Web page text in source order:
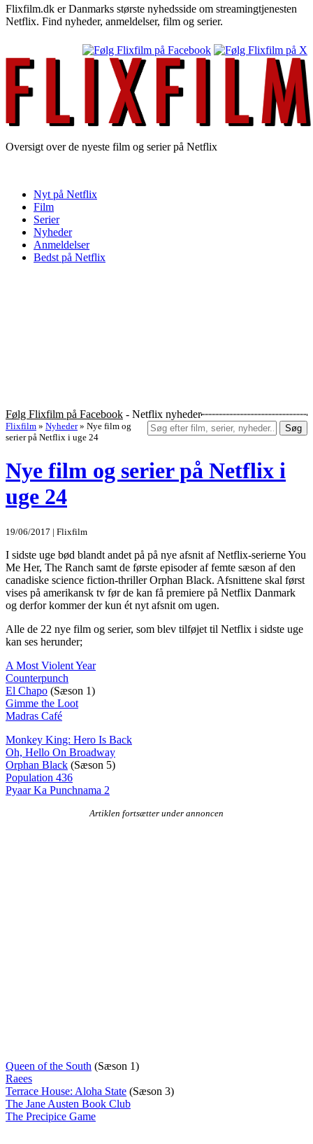
Flixfilm.dk er Danmarks største nyhedsside om streamingtjenesten
Netflix. Find nyheder, anmeldelser, film og serier.
Oversigt over de nyeste film og serier på Netflix
Nyt på Netflix
Film
Serier
Nyheder
Anmeldelser
Bedst på Netflix
Følg Flixfilm på Facebook - Netflix nyheder
Søg
Flixfilm » Nyheder » Nye film og
serier på Netflix i uge 24
Nye film og serier på Netflix i
uge 24
19/06/2017 | Flixfilm
I sidste uge bød blandt andet på på nye afsnit af Netflix-serierne You
Me Her, The Ranch samt de første episoder af femte sæson af den
canadiske science fiction-thriller Orphan Black. Afsnittene skal først
vises på amerikansk tv før de kan få premiere på Netflix Danmark
og derfor kommer der kun ét nyt afsnit om ugen.
Alle de 22 nye film og serier, som blev tilføjet til Netflix i sidste uge
kan ses herunder;
A Most Violent Year
Counterpunch
El Chapo (Sæson 1)
Gimme the Loot
Madras Café
Monkey King: Hero Is Back
Oh, Hello On Broadway
Orphan Black (Sæson 5)
Population 436
Pyaar Ka Punchnama 2
Artiklen fortsætter under annoncen
Queen of the South (Sæson 1)
Raees
Terrace House: Aloha State (Sæson 3)
The Jane Austen Book Club
The Precipice Game